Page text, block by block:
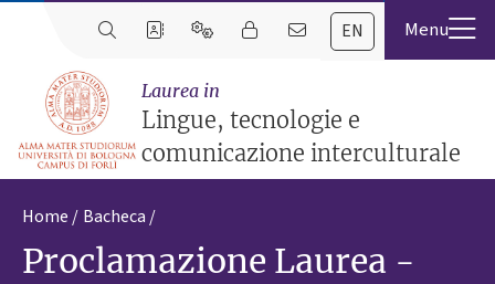
EN
Laurea in
Lingue, tecnologie e
comunicazione interculturale
Home Bacheca
Proclamazione Laurea -